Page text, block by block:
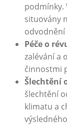
podmínky.
situovány
odvodnění​
Péče o
zalévání ‌a
⁤činnostmi
Šlechtění
šlechtění
klimatu a